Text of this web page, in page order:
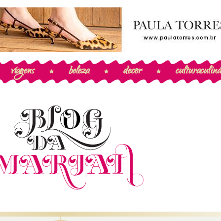
viagens beleza decor cultura